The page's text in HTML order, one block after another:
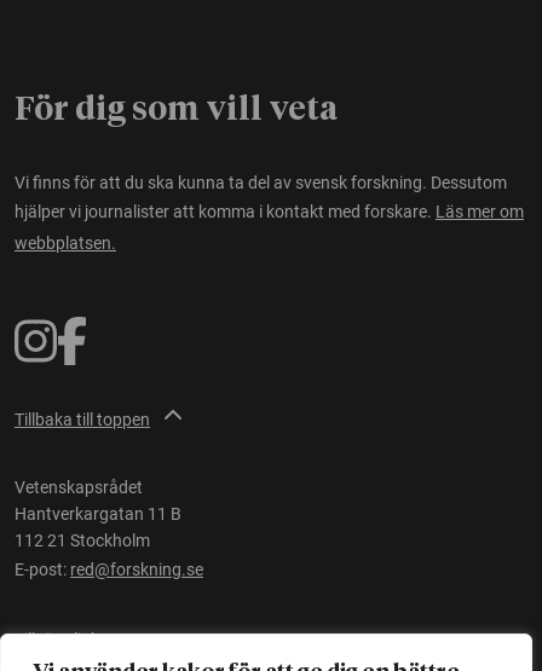
För dig som vill veta
Vi finns för att du ska kunna ta del av svensk forskning. Dessutom
hjälper vi journalister att komma i kontakt med forskare. Läs mer om
webbplatsen.
Tillbaka till toppen
Vetenskapsrådet
Hantverkargatan 11 B
112 21 Stockholm
E-post: red@forskning.se
Tillgänglighet